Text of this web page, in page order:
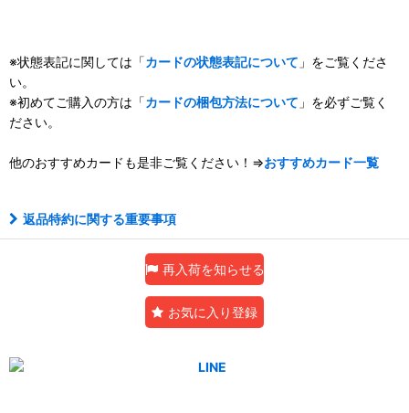
※状態表記に関しては「カードの状態表記について 」をご覧くださ
い。
※初めてご購入の方は「カードの梱包方法について 」を必ずご覧く
ださい。
他のおすすめカードも是非ご覧ください！⇒おすすめカード一覧
返品特約に関する重要事項
再入荷を知らせる
お気に入り登録